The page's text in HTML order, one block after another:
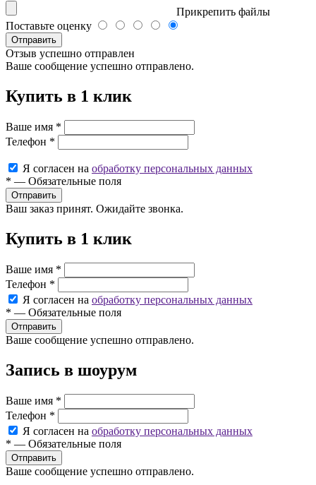
Прикрепить файлы
Поставьте оценку
Отправить
Отзыв успешно отправлен
Ваше сообщение успешно отправлено.
Купить в 1 клик
Ваше имя *
Телефон *
Я согласен на обработку персональных данных
* — Обязательные поля
Ваш заказ принят. Ожидайте звонка.
Купить в 1 клик
Ваше имя *
Телефон *
Я согласен на обработку персональных данных
* — Обязательные поля
Ваше сообщение успешно отправлено.
Запись в шоурум
Ваше имя *
Телефон *
Я согласен на обработку персональных данных
* — Обязательные поля
Ваше сообщение успешно отправлено.